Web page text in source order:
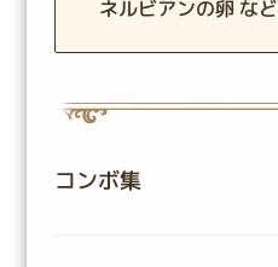
ネルビアンの卵 など
コンボ集